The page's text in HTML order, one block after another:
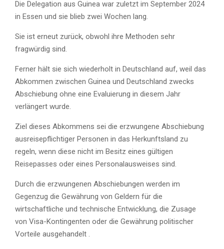
Die Delegation aus Guinea war zuletzt im September 2024
in Essen und sie blieb zwei Wochen lang.
Sie ist erneut zurück, obwohl ihre Methoden sehr
fragwürdig sind.
Ferner hält sie sich wiederholt in Deutschland auf, weil das
Abkommen zwischen Guinea und Deutschland zwecks
Abschiebung ohne eine Evaluierung in diesem Jahr
verlängert wurde.
Ziel dieses Abkommens sei die erzwungene Abschiebung
ausreisepflichtiger Personen in das Herkunftsland zu
regeln, wenn diese nicht im Besitz eines gültigen
Reisepasses oder eines Personalausweises sind.
Durch die erzwungenen Abschiebungen werden im
Gegenzug die Gewährung von Geldern für die
wirtschaftliche und technische Entwicklung, die Zusage
von Visa-Kontingenten oder die Gewährung politischer
Vorteile ausgehandelt .